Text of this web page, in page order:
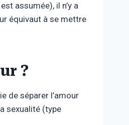
assumée), il n’y a
équivaut à se mettre
?
de séparer l’amour
sexualité (type